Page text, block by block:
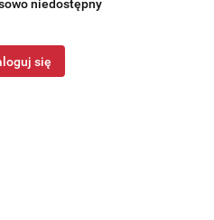
niedostępny
się